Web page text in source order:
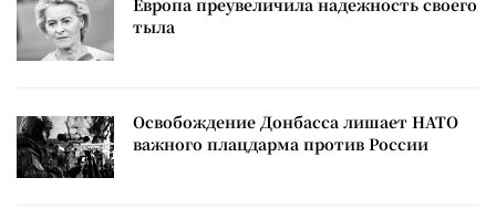
Европа преувеличила надежность своего
тыла
Освобождение Донбасса лишает НАТО
важного плацдарма против России